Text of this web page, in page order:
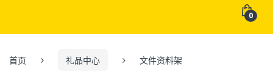
0
首页 礼品中心 文件资料架